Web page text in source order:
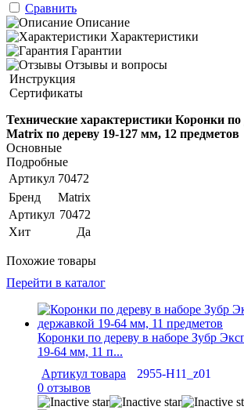
Сравнить
Описание
Характеристики
Гарантии
Отзывы и вопросы
Инструкция
Сертификаты
Технические характеристики Коронки по
Matrix по дереву 19-127 мм, 12 предметов
Основные
Подробные
Артикул 70472
Бренд
Matrix
Артикул 70472
Хит
Да
Похожие товары
Перейти в каталог
Коронки по дереву в наборе Зубр
19-64 мм, 11 п...
Артикул товара
2955-H11_z01
0 отзывов